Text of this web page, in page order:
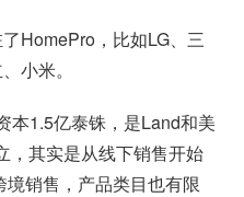
HomePro，比如LG、三
小米。
本1.5亿泰铢，是Land和美
，其实是从线下销售开始
销售，产品类目也有限